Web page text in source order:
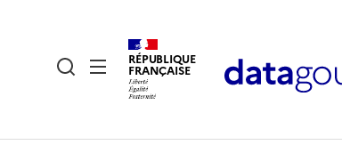
RÉPUBLIQUE
FRANÇAISE